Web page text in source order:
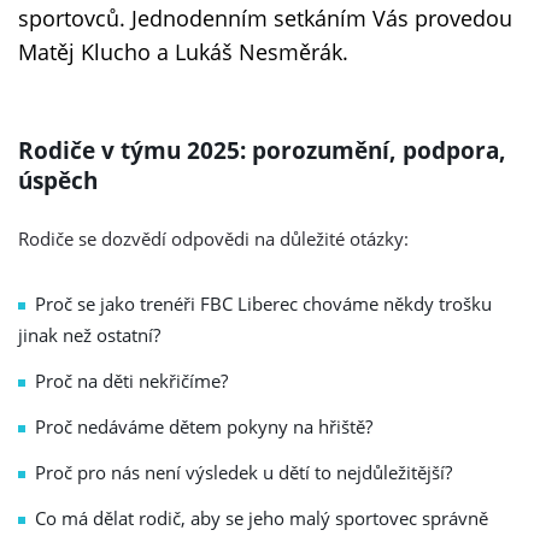
sportovců. Jednodenním setkáním Vás provedou
Matěj Klucho a Lukáš Nesměrák.
Rodiče v týmu 2025: porozumění, podpora,
úspěch
Rodiče se dozvědí odpovědi na důležité otázky:
Proč se jako trenéři FBC Liberec chováme někdy trošku
jinak než ostatní?
Proč na děti nekřičíme?
Proč nedáváme dětem pokyny na hřiště?
Proč pro nás není výsledek u dětí to nejdůležitější?
Co má dělat rodič, aby se jeho malý sportovec správně